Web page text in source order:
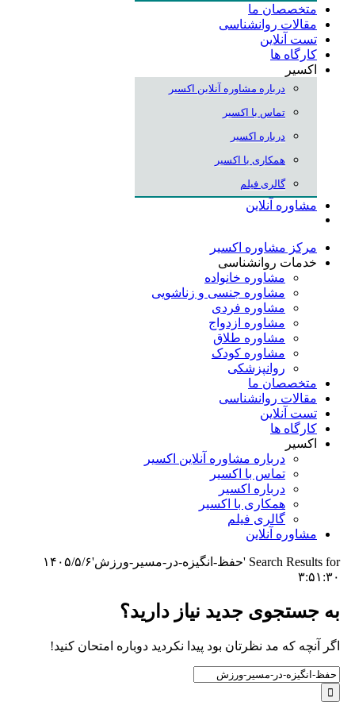
متخصصان ما
مقالات روانشناسی
تست آنلاین
کارگاه ها
اکسیر
درباره مشاوره آنلاین اکسیر
تماس با اکسیر
درباره اکسیر
همکاری با اکسیر
گالری فیلم
مشاوره آنلاین
مرکز مشاوره اکسیر
خدمات روانشناسی
مشاوره خانواده
مشاوره جنسی و زناشویی
مشاوره فردی
مشاوره ازدواج
مشاوره طلاق
مشاوره کودک
روانپزشکی
متخصصان ما
مقالات روانشناسی
تست آنلاین
کارگاه ها
اکسیر
درباره مشاوره آنلاین اکسیر
تماس با اکسیر
درباره اکسیر
همکاری با اکسیر
گالری فیلم
مشاوره آنلاین
Search Results for 'حفظ-انگیزه-در-مسیر-ورزش'
۱۴۰۵/۵/۶
۳:۵۱:۳۰
به جستجوی جديد نياز داريد؟
اگر آنچه که مد نظرتان بود پیدا نکردید دوباره امتحان کنید!
Search
for: